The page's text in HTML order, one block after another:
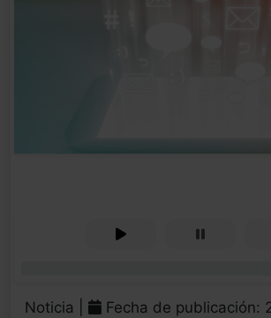
Noticia | Fecha de publicación: